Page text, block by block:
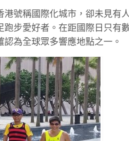
號稱國際化城市，卻未見有
步愛好者。在距國際日只有
為全球眾多響應地點之一。